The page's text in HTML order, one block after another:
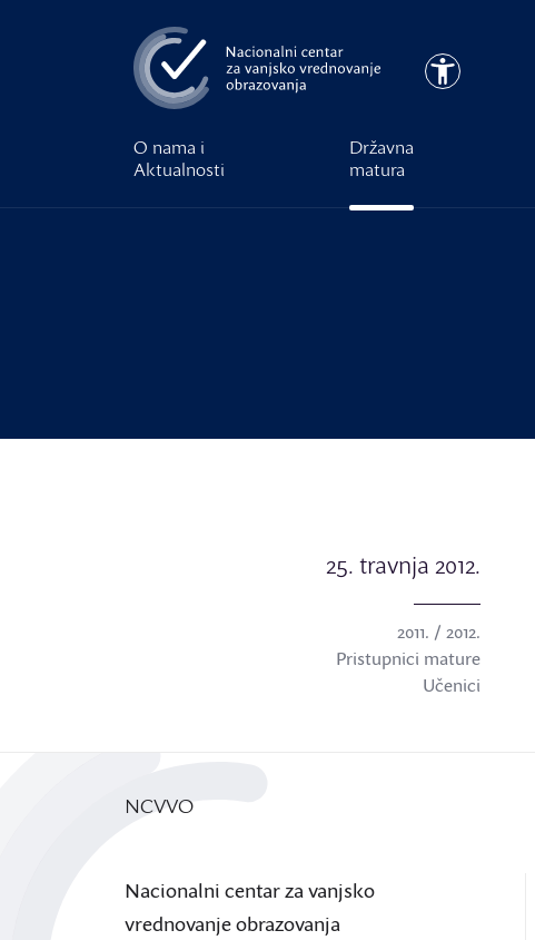
Pristupačnost
O nama i
Aktualnosti
Državna
matura
25. travnja 2012.
2011. / 2012.
Pristupnici mature
Učenici
NCVVO
Nacionalni centar za vanjsko
vrednovanje obrazovanja